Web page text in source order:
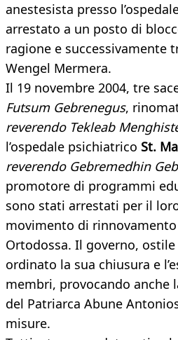
anestesista presso
arrestato a un posto di
ragione e successivamente
Wengel Mermera.
Il 19 novembre 2004, tre
Futsum Gebrenegus,
reverendo Tekleab
l’ospedale psichiatrico St.
reverendo Gebremedhin
promotore di programmi
sono stati arrestati per il
movimento di rinnovamento
Ortodossa. Il governo,
ordinato la sua chiusura e
membri, provocando anche
del Patriarca Abune
misure.